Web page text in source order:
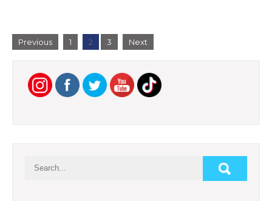
P
o
Previous 1 2 3 Next